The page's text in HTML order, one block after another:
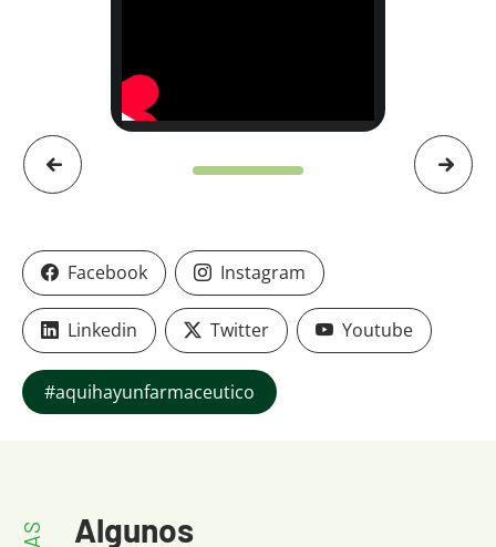
Facebook Instagram
Linkedin Twitter Youtube
#aquihayunfarmaceutico
Algunos